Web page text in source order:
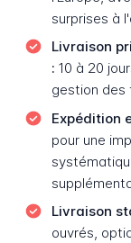
surprises à
Livraison
: 10 à 20
gestion des
Expédition
pour une
Livraison
ouvrés,